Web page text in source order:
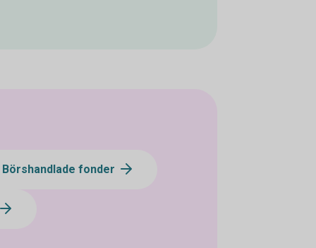
Börshandlade fonder